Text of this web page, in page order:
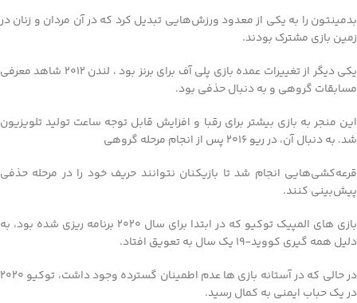
بدمینتون را به یکی از معدود ورزش‌هایی تبدیل کرد که در آن مردان و زنان در
زمین بازی مشترک بودند.
یکی دیگر از تغییرات عمده بازی پلی آف برای برنز بود ، لندن 2012 شاهد معرفی
مسابقات گروهی و به دنبال حذفی بود.
این منجر به بازی بیشتر برای رقبا و افزایش قابل توجه ساعت تولید تلویزیون
شد. به دنبال آن، در ریو 2016 پس از انجام مرحله گروهی
قرعه‌کشی‌هایی انجام شد تا بازیکنان نتوانند حریف خود را در مرحله حذفی
پیش‌بینی کنند.
بازی های المپیک توکیو که در ابتدا برای سال 2020 برنامه ریزی شده بود، به
دلیل همه گیری کووید-19 یک سال به تعویق افتاد.
در حالی که در آستانه بازی ها عدم اطمینان گسترده وجود داشت، توکیو 2020
در یک حباب ایمنی به کمال رسید.